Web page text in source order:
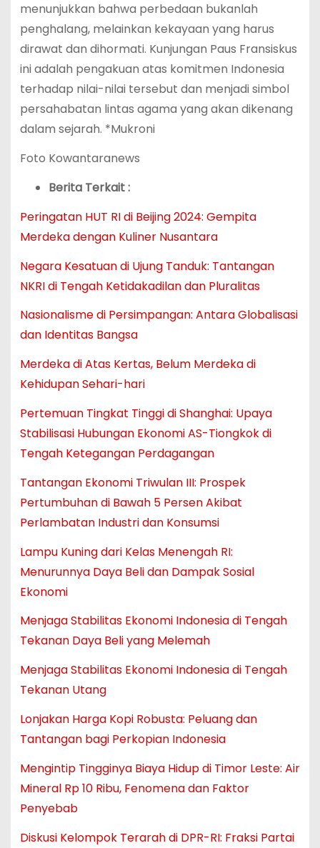
menunjukkan bahwa perbedaan bukanlah
penghalang, melainkan kekayaan yang harus
dirawat dan dihormati. Kunjungan Paus Fransiskus
ini adalah pengakuan atas komitmen Indonesia
terhadap nilai-nilai tersebut dan menjadi simbol
persahabatan lintas agama yang akan dikenang
dalam sejarah. *Mukroni
Foto Kowantaranews
Berita Terkait :
Peringatan HUT RI di Beijing 2024: Gempita
Merdeka dengan Kuliner Nusantara
Negara Kesatuan di Ujung Tanduk: Tantangan
NKRI di Tengah Ketidakadilan dan Pluralitas
Nasionalisme di Persimpangan: Antara Globalisasi
dan Identitas Bangsa
Merdeka di Atas Kertas, Belum Merdeka di
Kehidupan Sehari-hari
Pertemuan Tingkat Tinggi di Shanghai: Upaya
Stabilisasi Hubungan Ekonomi AS-Tiongkok di
Tengah Ketegangan Perdagangan
Tantangan Ekonomi Triwulan III: Prospek
Pertumbuhan di Bawah 5 Persen Akibat
Perlambatan Industri dan Konsumsi
Lampu Kuning dari Kelas Menengah RI:
Menurunnya Daya Beli dan Dampak Sosial
Ekonomi
Menjaga Stabilitas Ekonomi Indonesia di Tengah
Tekanan Daya Beli yang Melemah
Menjaga Stabilitas Ekonomi Indonesia di Tengah
Tekanan Utang
Lonjakan Harga Kopi Robusta: Peluang dan
Tantangan bagi Perkopian Indonesia
Mengintip Tingginya Biaya Hidup di Timor Leste: Air
Mineral Rp 10 Ribu, Fenomena dan Faktor
Penyebab
Diskusi Kelompok Terarah di DPR-RI: Fraksi Partai